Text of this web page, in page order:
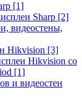
[1]
Sharp [2]
видеостены,
Hikvision [3]
Hikvision со
[1]
и видеостен